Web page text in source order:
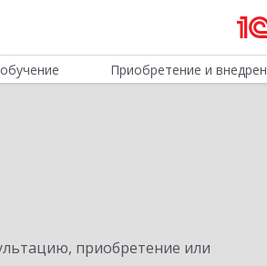
Приобретение и
приобретение или